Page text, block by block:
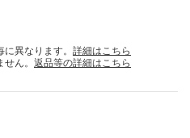
異なります。 詳細はこちら
ん。 返品等の詳細はこちら